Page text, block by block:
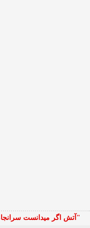
"آتش اگر ميدانست